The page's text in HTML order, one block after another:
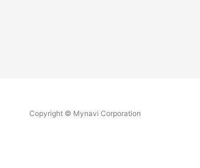
Copyright © Mynavi Corporation